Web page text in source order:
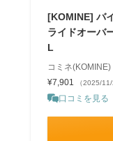
[KOMINE] バ
ライドオーバ
L
コミネ(KOMINE)
¥7,901
（2025/
口コミを見る